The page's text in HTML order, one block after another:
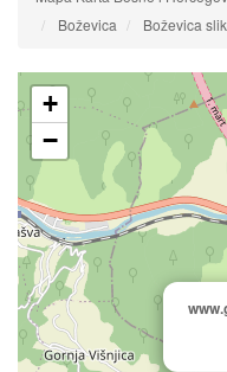
Boževica
Boževica
+
−